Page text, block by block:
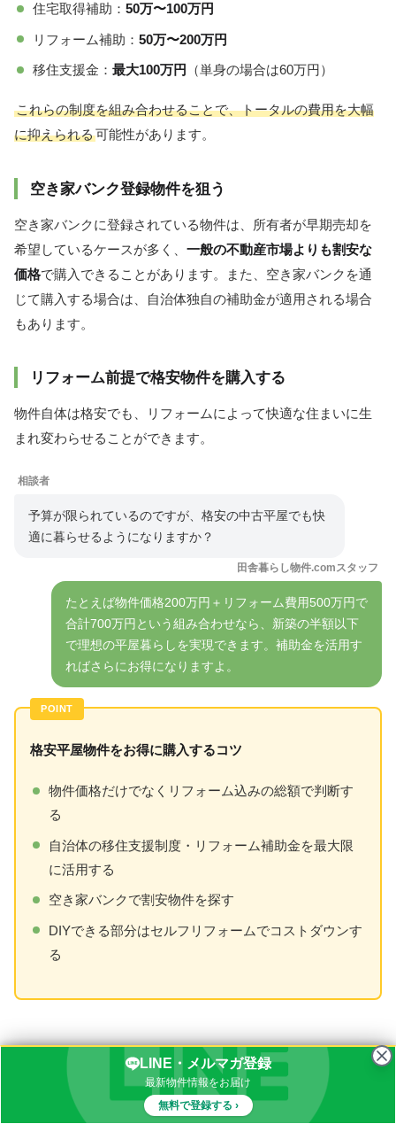
住宅取得補助： 50万〜100万円
リフォーム補助： 50万〜200万円
移住支援金： 最大100万円 （単身の場合は60万円）
これらの制度を組み合わせることで、トータルの費用を大幅
に抑えられる可能性があります。
空き家バンク登録物件を狙う
空き家バンクに登録されている物件は、所有者が早期売却を
希望しているケースが多く、 一般の不動産市場よりも割安な
価格で購入できることがあります。また、空き家バンクを通
じて購入する場合は、自治体独自の補助金が適用される場合
もあります。
リフォーム前提で格安物件を購入する
物件自体は格安でも、リフォームによって快適な住まいに生
まれ変わらせることができます。
相談者
予算が限られているのですが、格安の中古平屋でも快
適に暮らせるようになりますか？
田舎暮らし物件.comスタッフ
たとえば物件価格200万円＋リフォーム費用500万円で
合計700万円という組み合わせなら、新築の半額以下
で理想の平屋暮らしを実現できます。補助金を活用す
ればさらにお得になりますよ。
格安平屋物件をお得に購入するコツ
物件価格だけでなくリフォーム込みの総額で判断す
る
自治体の移住支援制度・リフォーム補助金を最大限
に活用する
空き家バンクで割安物件を探す
DIYできる部分はセルフリフォームでコストダウンす
る
田舎暮らし向けの平屋物件で人気のある間取
りと特徴
LINE・メルマガ登録
最新物件情報をお届け
無料で登録する ›